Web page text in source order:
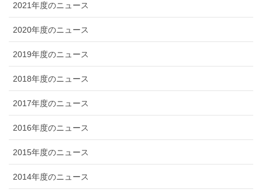
2021年度のニュース
2020年度のニュース
2019年度のニュース
2018年度のニュース
2017年度のニュース
2016年度のニュース
2015年度のニュース
2014年度のニュース